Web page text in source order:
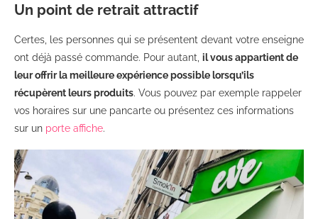
Un point de retrait attractif
Certes, les personnes qui se présentent devant votre enseigne
ont déjà passé commande. Pour autant, il vous appartient de
leur offrir la meilleure expérience possible lorsqu’ils
récupèrent leurs produits. Vous pouvez par exemple rappeler
vos horaires sur une pancarte ou présentez ces informations
sur un porte affiche.